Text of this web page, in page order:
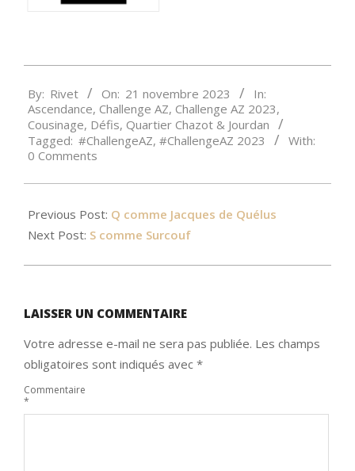
11-
21
By: Rivet On: 21 novembre 2023
In:
Ascendance, Challenge AZ, Challenge AZ 2023,
Cousinage, Défis, Quartier Chazot & Jourdan
Tagged: #ChallengeAZ, #ChallengeAZ 2023
With:
0 Comments
Previous Post: Q comme Jacques de Quélus
Next Post: S comme Surcouf
LAISSER UN COMMENTAIRE
Votre adresse e-mail ne sera pas publiée. Les champs
obligatoires sont indiqués avec *
Commentaire
*